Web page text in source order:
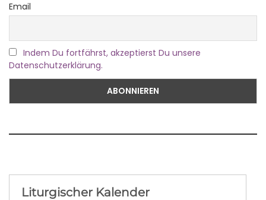
Email
Indem Du fortfährst, akzeptierst Du unsere
Datenschutzerklärung.